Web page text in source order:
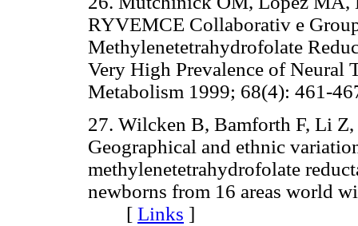
RYVEMCE Collaborativ e
Methylenetetrahydrofolate
Very High Prevalence of Neural
Metabolism 1999; 68(4):
27. Wilcken B, Bamforth F, Li
Geographical and ethnic
methylenetetrahydrofolate
newborns from 16 areas world
[ Links ]